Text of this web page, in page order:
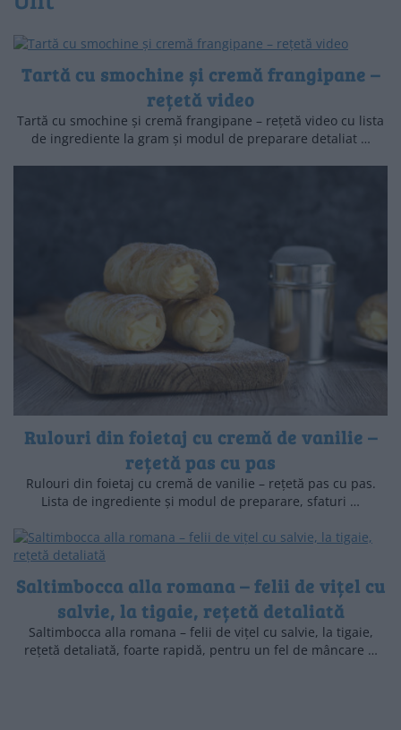
Tartă cu smochine și cremă frangipane –
rețetă video
Tartă cu smochine și cremă frangipane – rețetă video cu lista
de ingrediente la gram și modul de preparare detaliat …
Rulouri din foietaj cu cremă de vanilie –
rețetă pas cu pas
Rulouri din foietaj cu cremă de vanilie – rețetă pas cu pas.
Lista de ingrediente și modul de preparare, sfaturi …
Saltimbocca alla romana – felii de vițel cu
salvie, la tigaie, rețetă detaliată
Saltimbocca alla romana – felii de vițel cu salvie, la tigaie,
rețetă detaliată, foarte rapidă, pentru un fel de mâncare …